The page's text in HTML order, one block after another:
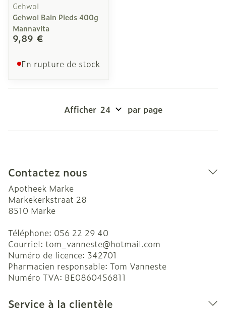
Gehwol
Gehwol Bain Pieds 400g
Mannavita
9,89 €
En rupture de stock
Afficher par page
Contactez nous
Apotheek Marke
Markekerkstraat 28
8510 Marke
Téléphone: 056 22 29 40
Courriel: tom_vanneste@hotmail.com
Numéro de licence: 342701
Pharmacien responsable: Tom Vanneste
Numéro TVA: BE0860456811
Service à la clientèle